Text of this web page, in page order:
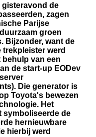
gisteravond de
zagen
Parijse
groen
Bijzonder, want de
werd
van een
de start-up EODev
Die generator is
Toyota's bewezen
Het
symboliseerde de
hernieuwbare
hierbij werd